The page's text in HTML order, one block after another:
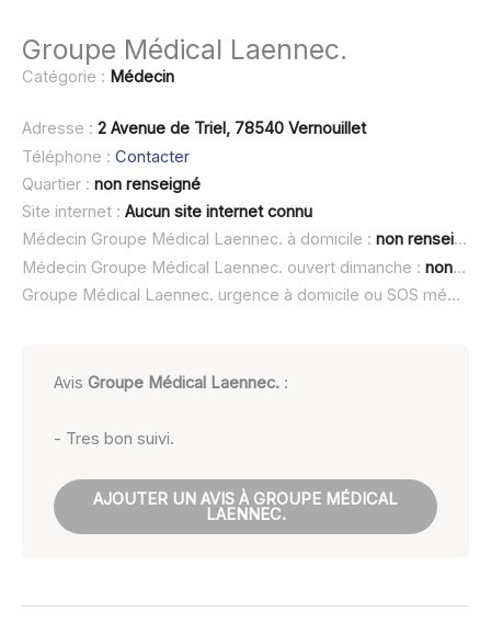
Groupe Médical Laennec.
Catégorie : Médecin
Adresse : 2 Avenue de Triel, 78540 Vernouillet
Téléphone : Contacter
Quartier : non renseigné
Site internet : Aucun site internet connu
Médecin Groupe Médical Laennec. à domicile : non renseigné
Médecin Groupe Médical Laennec. ouvert dimanche : non renseigné
Groupe Médical Laennec. urgence à domicile ou SOS médecin :
AvisGroupe Médical Laennec. :
- Tres bon suivi.
AJOUTER UN AVIS À GROUPE MÉDICAL
LAENNEC.